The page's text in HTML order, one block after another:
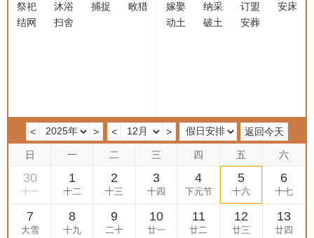
祭祀 沐浴 捕捉
畋猎
结网
扫舍
嫁娶 纳采 订盟
安床
动土
破土 安葬